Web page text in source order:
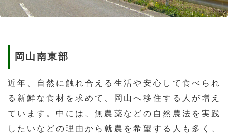
岡山南東部
近年、自然に触れ合える生活や安心して食べられ
る新鮮な食材を求めて、岡山へ移住する人が増え
ています。中には、無農薬などの自然農法を実践
したいなどの理由から就農を希望する人も多く、